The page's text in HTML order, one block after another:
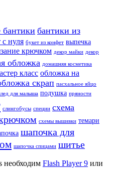
бантики бантики из
с нуля букет из конфет выпечка
крючком декор майки декор
обложка домашняя косметика
класс обложка на
скрап пасхальное яйцо
для малыша подушка пряности
слингобусы специи схема
схемы вышивки темари
шапочка для
шапочка спицами шитье
необходим Flash Player 9 или